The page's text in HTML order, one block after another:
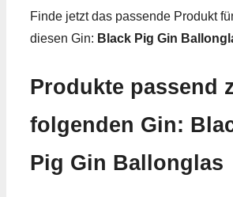
Finde jetzt das passende Produkt
diesen Gin: Black Pig Gin
Produkte passend
folgenden Gin:
Pig Gin Ballonglas